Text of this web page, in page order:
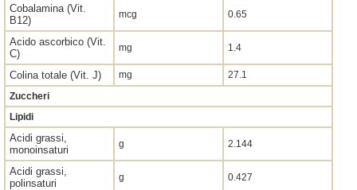
Cobalamina (Vit.
B12)
mcg 0.65
Acido ascorbico (Vit.
C)
mg 1.4
Colina totale (Vit. J) mg
27.1
Zuccheri
Lipidi
Acidi grassi,
monoinsaturi
g 2.144
Acidi grassi,
polinsaturi
g 0.427